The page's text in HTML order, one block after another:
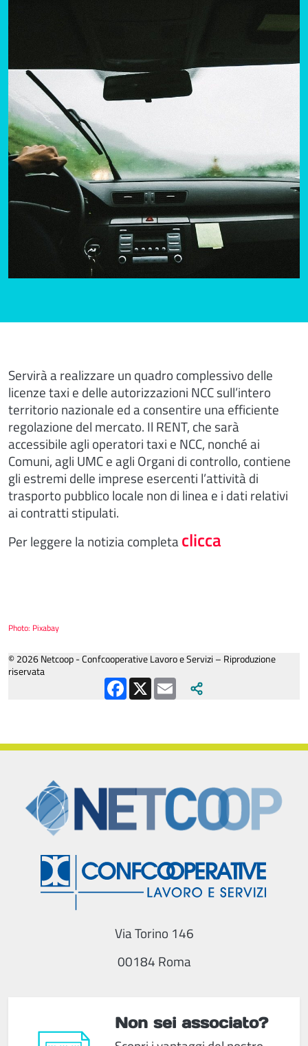
Servirà a realizzare un quadro complessivo delle
licenze taxi e delle autorizzazioni NCC sull’intero
territorio nazionale ed a consentire una efficiente
regolazione del mercato. Il RENT, che sarà
accessibile agli operatori taxi e NCC, nonché ai
Comuni, agli UMC e agli Organi di controllo, contiene
gli estremi delle imprese esercenti l’attività di
trasporto pubblico locale non di linea e i dati relativi
ai contratti stipulati.
Per leggere la notizia completaclicca
Photo: Pixabay
© 2026 Netcoop - Confcooperative Lavoro e Servizi – Riproduzione
riservata
Facebook
X Email
Non sei associato?
Via Torino 146
00184 Roma